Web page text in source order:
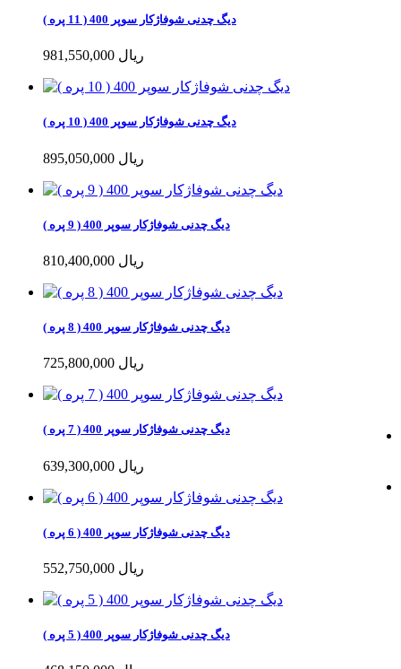
دیگ چدنی شوفاژکار سوپر 400 ( 11 پره )
981,550,000 ریال
دیگ چدنی شوفاژکار سوپر 400 ( 10 پره )
895,050,000 ریال
دیگ چدنی شوفاژکار سوپر 400 ( 9 پره )
810,400,000 ریال
دیگ چدنی شوفاژکار سوپر 400 ( 8 پره )
725,800,000 ریال
دیگ چدنی شوفاژکار سوپر 400 ( 7 پره )
639,300,000 ریال
دیگ چدنی شوفاژکار سوپر 400 ( 6 پره )
552,750,000 ریال
دیگ چدنی شوفاژکار سوپر 400 ( 5 پره )